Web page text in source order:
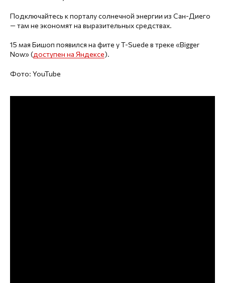
Подключайтесь к порталу солнечной энергии из Сан-Диего
— там не экономят на выразительных средствах.
15 мая Бишоп появился на фите у T-Suede в треке «Bigger
Now» (доступен на Яндексе).
Фото: YouTube